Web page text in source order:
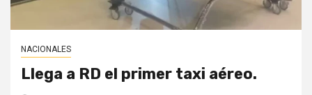
NACIONALES
Llega a RD el primer taxi aéreo.